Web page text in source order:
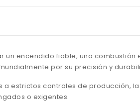
un encendido fiable, una
por su precisión y
a estrictos controles de producción,
o exigentes.